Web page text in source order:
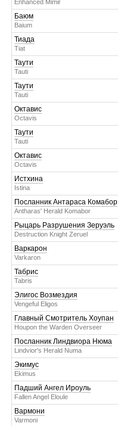
Enhanced Mimir
Баюм
Baium
Тиада
Tiat
Таути
Tauti
Таути
Tauti
Октавис
Octavis
Таути
Tauti
Октавис
Octavis
Истхина
Istina
Посланник Антараса Комабор
Antharas' Herald Komabor
Рыцарь Разрушения Зеруэль
Destruction Knight Zeruel
Варкарон
Varkaron
Табрис
Tabris
Элигос Возмездия
Vengeful Eligos
Главный Смотритель Хоупан
Houpon the Warden Overseer
Посланник Линдвиора Нюма
Lindvior's Herald Numa
Экимус
Ekimus
Падший Ангел Ироуль
Fallen Angel Eloule
Вармони
Varmoni